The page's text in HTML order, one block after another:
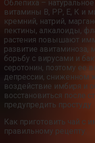
Облепиха –
витамины В, РР, Е, К и
кремний, натрий,
пектины, алкалоиды,
растения повышают
развитие авитаминоза,
борьбу с вирусами и
серотонин, поэтому ее
депрессии, сниженном
воздействие имбиря и
восстановиться после
предупредить простуду.
Как приготовить чай с
правильному рецепту: